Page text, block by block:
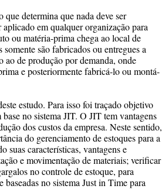
determina que nada deve ser
em qualquer organização para
ou matéria-prima chega ao local de
são fabricados ou entregues a
ao de produção por demanda, onde
e posteriormente fabricá-lo ou montá-
estudo. Para isso foi traçado objetivo
no sistema JIT. O JIT tem vantagens
dos custos da empresa. Neste sentido,
do gerenciamento de estoques para a
suas características, vantagens e
e movimentação de materiais; verificar
no controle de estoque, para
no sistema Just in Time para